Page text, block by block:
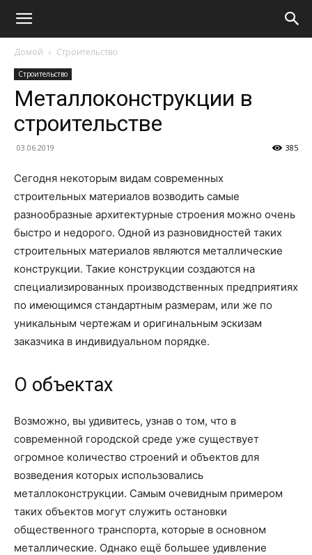
Домой Строительство
Строительство
Металлоконструкции в
строительстве
03.06.2019 385
Сегодня некоторым видам современных
строительных материалов возводить самые
разнообразные архитектурные строения можно очень
быстро и недорого. Одной из разновидностей таких
строительных материалов являются металлические
конструкции. Такие конструкции создаются на
специализированных производственных предприятиях
по имеющимся стандартным размерам, или же по
уникальным чертежам и оригинальным эскизам
заказчика в индивидуальном порядке.
О объектах
Возможно, вы удивитесь, узнав о том, что в
современной городской среде уже существует
огромное количество строений и объектов для
возведения которых использовались
металлоконструкции. Самым очевидным примером
таких объектов могут служить остановки
общественного транспорта, которые в основном
металлические. Однако ещё большее удивление